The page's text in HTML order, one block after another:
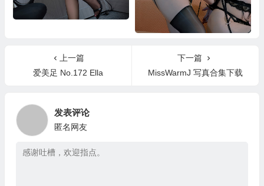
上一篇
爱美足 No.172 Ella
下一篇
MissWarmJ 写真合集下载
发表评论
匿名网友